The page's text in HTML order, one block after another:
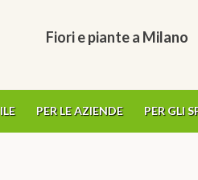
Fiori e piante a Milano
PER LE AZIENDE PER GLI